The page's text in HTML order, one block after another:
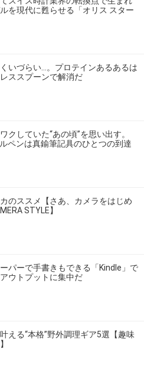
を現代に甦らせる「オリス スター
いづらい…。プロテインあるあるは
ススプーンで解消だ
クしていた“あの頃”を思い出す。
ペンは真鍮筆記具のひとつの到達
のススメ【さあ、カメラをはじめ
STYLE】
パーで手書きもできる「Kindle」で
ウトプットに集中だ
える“本格”野外調理ギア5選【趣味